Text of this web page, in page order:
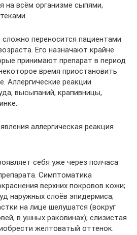
на всём организме сыпями,
переносится пациентами
Его назначают крайне
принимают препарат в период
время приостановить
Аллергические реакции
высыпаний, крапивницы,
аллергическая реакция
себя уже через полчаса
Симптоматика
верхних покровов кожи;
наружных слоёв эпидермиса;
на лице шелушатся (вокруг
в ушных раковинах); слизистая
желтоватый оттенок.